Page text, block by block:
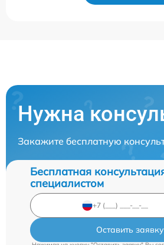
Нужна
Закажите бесплатную
Бесплатная
специалистом
Оставить заявку